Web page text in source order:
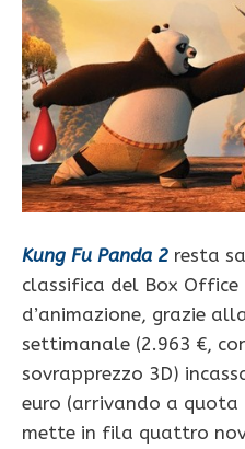
Kung Fu Panda 2 resta
classifica del Box
d’animazione, grazie
settimanale (2.963 €,
sovrapprezzo 3D)
euro (arrivando a
mette in fila quattro